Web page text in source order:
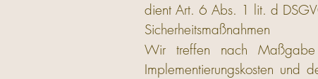
dient Art. 6 Abs. 1 lit. d
Sicherheitsmaßnahmen
Wir treffen nach
Implementierungskosten